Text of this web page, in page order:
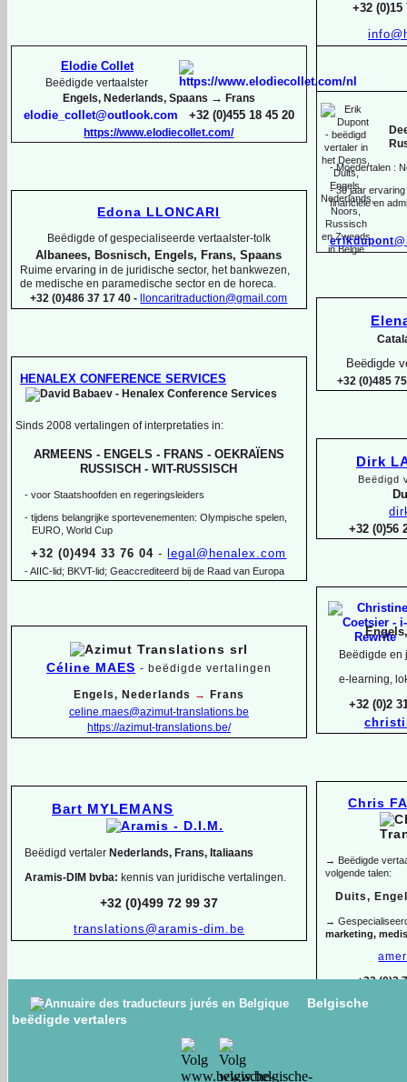
+32 (0)15
-Moedertalen :
-30 jaar ervaring
financiële en
Beëdigde
+32 (0)485
Dirk
Beëdigd
+32
Beëdigde en
e- learning,
+32 (0)2
Chris
→ Beëdigde
volgende talen:
Duits,
→
marketing,
+32 (0)2
Elodie Collet
Beëdigde vertaalster
Engels, Nederlands, Spaans → Frans
elodie_collet@outlook.com +32 (0)455 18 45 20
https://www.elodiecollet.com/
Edona LLONCARI
Beëdigde of gespecialiseerde vertaalster-tolk
Albanees, Bosnisch, Engels, Frans, Spaans
Ruime ervaring in de juridische sector, het bankwezen,
de medische en paramedische sector en de horeca.
+32 (0)486 37 17 40 -
lloncaritraduction@gmail.com
HENALEX CONFERENCE SERVICES
Sinds 2008 vertalingen of interpretaties in:
ARMEENS - ENGELS - FRANS - OEKRAÏENS
RUSSISCH - WIT-RUSSISCH
- voor Staatshoofden en regeringsleiders
- tijdens belangrijke sportevenementen: Olympische spelen,
EURO, World Cup
+32 (0)494 33 76 04 - legal@henalex.com
-AIIC-lid; BKVT-lid; Geaccrediteerd bij de Raad van Europa
Céline MAES - beëdigde vertalingen
Engels, Nederlands → Frans
celine.maes@azimut-translations.be
https://azimut-translations.be/
Bart MYLEMANS
Beëdigd vertaler Nederlands, Frans, Italiaans
Aramis-DIM bvba: kennis van juridische vertalingen.
+32 (0)499 72 99 37
translations@aramis-dim.be
ANTON KLEVANSKY
NEDERLANDS - OEKRAÏENS -
RUSSISCH
Belgische
beëdigde vertalers